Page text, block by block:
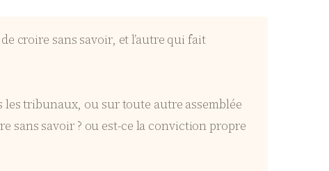
croire sans savoir, et l’autre qui fait
tribunaux, ou sur toute autre assemblée
sans savoir ? ou est-ce la conviction propre